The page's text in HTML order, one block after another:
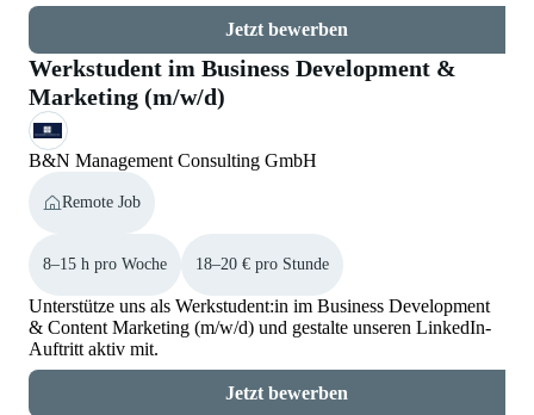
Jetzt bewerben
Werkstudent im Business Development &
Marketing (m/w/d)
B&N Management Consulting GmbH
Remote Job
8–15 h pro Woche 18–20 € pro Stunde
Unterstütze uns als Werkstudent:in im Business Development
& Content Marketing (m/w/d) und gestalte unseren LinkedIn-
Auftritt aktiv mit.
Jetzt bewerben